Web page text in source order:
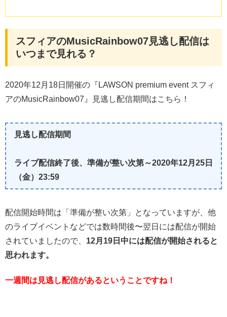
スフィアのMusicRainbow07見逃し配信は
いつまで見れる？
2020年12月18日開催の『LAWSON premium event スフィ
アのMusicRainbow07』見逃し配信期間はこちら！
見逃し配信期間
ライブ配信終了後、準備が整い次第～2020年12月25日
（金）23:59
配信開始時間は「準備が整い次第」となっていますが、他
のライブイベントなどでは数時間後〜翌日には配信が開始
されていましたので、 12月19日中には配信が開始されると
思われます。
一週間は見逃し配信があるということですね！